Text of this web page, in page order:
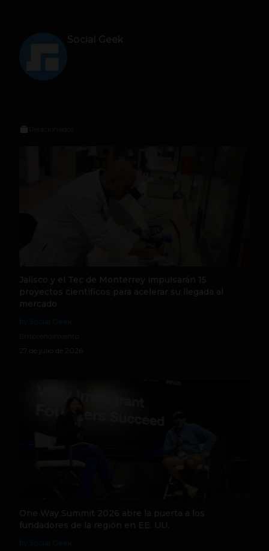
Social Geek
Jalisco y el Tec de Monterrey impulsarán 15
proyectos científicos para acelerar su llegada al
mercado
27 de julio de 2026
One Way Summit 2026 abre la puerta a los
fundadores de la región en EE. UU.